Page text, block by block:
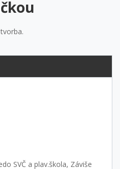
SVČ a plav.škola, Záviše